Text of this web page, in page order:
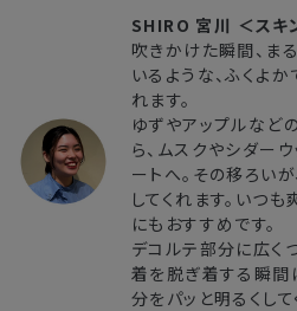
SHIRO 宮川 ＜スキ
吹きかけた瞬間、ま
いるような、ふくよ
れます。
ゆずやアップルなど
ら、ムスクやシダー
ートへ。その移ろい
してくれます。いつ
にもおすすめです。
デコルテ部分に広く
着を脱ぎ着する瞬間
分をパッと明るくして